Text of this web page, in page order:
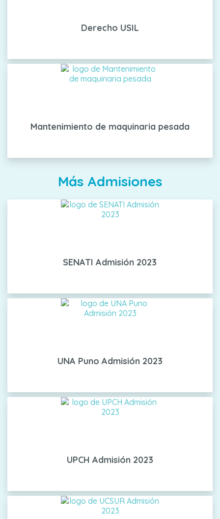
Derecho USIL
Mantenimiento de maquinaria pesada
Más Admisiones
SENATI Admisión 2023
UNA Puno Admisión 2023
UPCH Admisión 2023